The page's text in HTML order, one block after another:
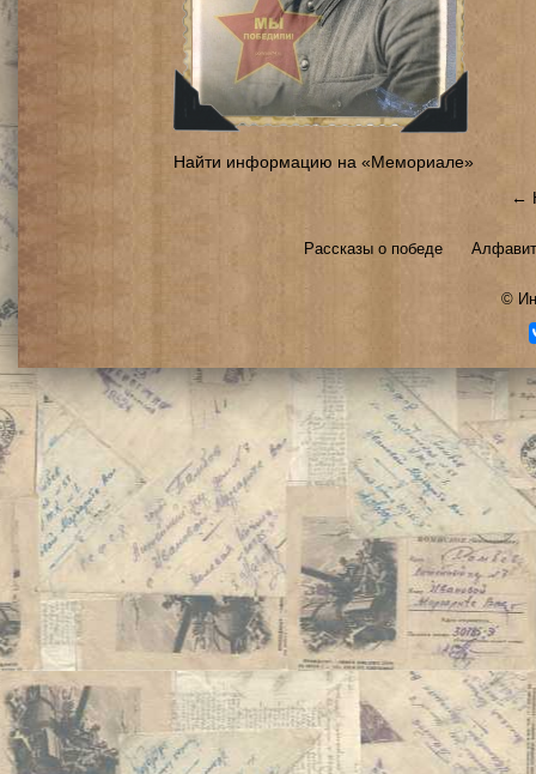
Найти информацию на «Мемориале»
←
Рассказы о победе
©